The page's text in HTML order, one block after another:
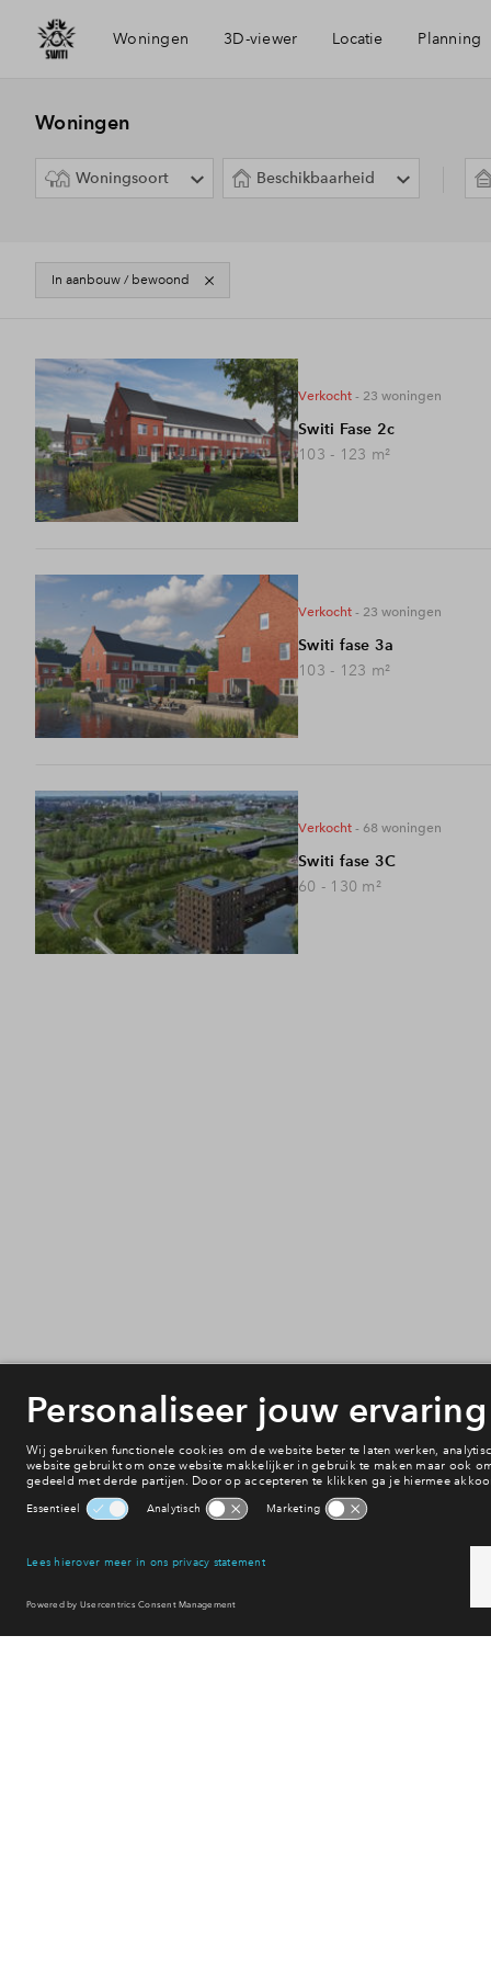
Woningen 3D-viewer Locatie
Voorzieningen
Planning
Woningen
Woningsoort Beschikbaarheid
In aanbouw / bewoond
3Projecten
verkocht - 23 woningen
Switi Fase 2c
103 - 123 m²
verkocht - 23 woningen
Switi fase 3a
103 - 123 m²
verkocht - 68 woningen
Switi fase 3C
60 - 130 m²